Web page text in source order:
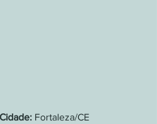
Cidade: Fortaleza/CE